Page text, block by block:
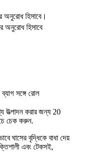
অনুরোধ হিসাবে।
অনুরোধ হিসাবে
সঙ্গে রোল
উত্পাদন করার জন্য 20
চেক করুন.
ঘাসের বৃদ্ধিকে বাধা দেয়
এবং টেকসই,